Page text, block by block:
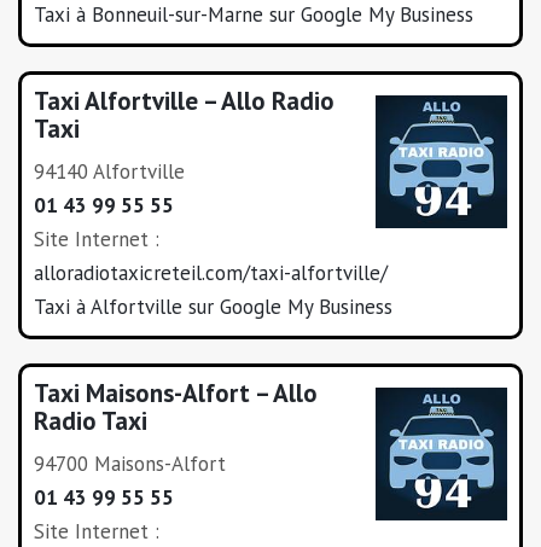
Taxi à Bonneuil-sur-Marne sur Google My Business
Taxi Alfortville – Allo Radio
Taxi
94140 Alfortville
01 43 99 55 55
Site Internet :
alloradiotaxicreteil.com/taxi-alfortville/
Taxi à Alfortville sur Google My Business
Taxi Maisons-Alfort – Allo
Radio Taxi
94700 Maisons-Alfort
01 43 99 55 55
Site Internet :